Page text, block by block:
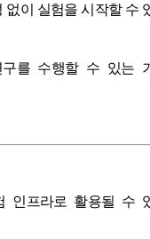
없이 실험을 시작할 수
를 수행할 수 있는
인프라로 활용될 수